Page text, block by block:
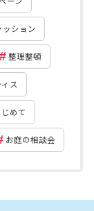
ッション
整理整頓
ス
めて
お庭の相談会